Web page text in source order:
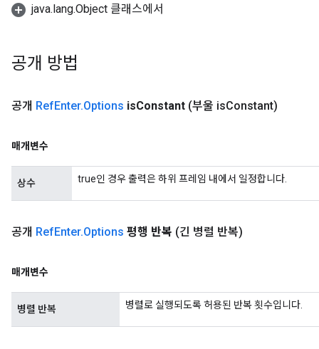
java.lang.Object 클래스에서
공개 방법
공개 RefEnter.Options isConstant (부울 isConstant)
매개변수
상수 true인 경우 출력은 하위 프레임 내에서 일정합니다.
공개 RefEnter.Options 평행 반복 (긴 병렬 반복)
매개변수
병렬 반복 병렬로 실행되도록 허용된 반복 횟수입니다.